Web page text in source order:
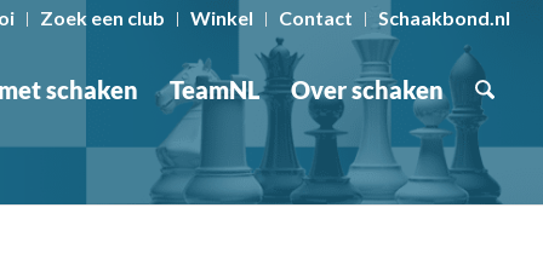
Zoek een club Winkel Contact Schaakbond.nl
schaken TeamNL Over schaken